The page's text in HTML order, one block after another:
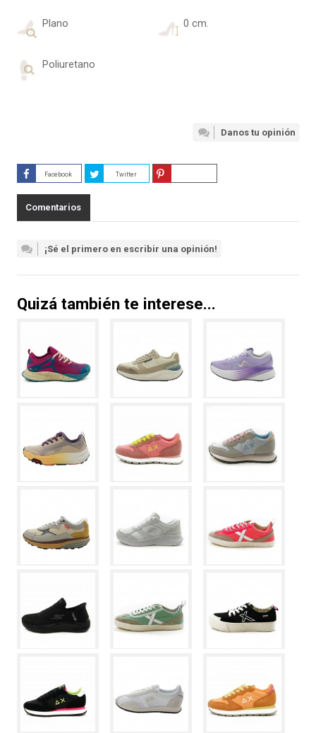
Plano 0 cm.
Poliuretano
Danos tu opinión
Facebook Twitter
Comentarios
¡Sé el primero en escribir una opinión!
Quizá también te interese...